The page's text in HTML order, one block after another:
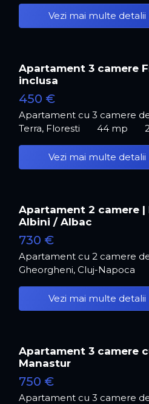
Vezi mai multe detalii
Apartament 3 camere
inclusa
450 €
Apartament cu 3 camere
Terra, Floresti
44 mp
Vezi mai multe detalii
Apartament 2 camere |
Albini / Albac
730 €
Apartament cu 2 camere
Gheorgheni, Cluj-Napoca
Vezi mai multe detalii
Apartament 3 camere
Manastur
750 €
Apartament cu 3 camere